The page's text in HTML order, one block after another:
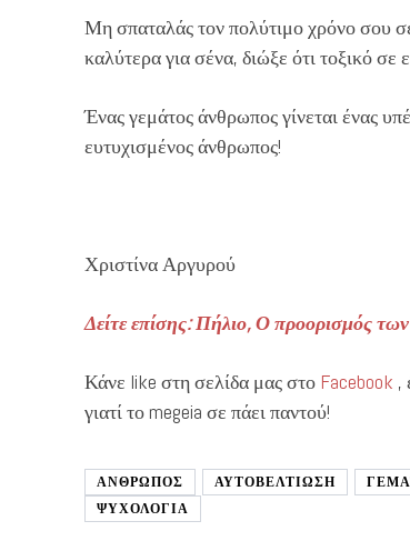
Μη σπαταλάς τον πολύτιμο χρόνο σου
καλύτερα για σένα, διώξε ότι τοξικό σε
Ένας γεμάτος άνθρωπος γίνεται ένας
ευτυχισμένος άνθρωπος!
Χριστίνα Αργυρού
Δείτε επίσης: Πήλιο, Ο προορισμός
Κάνε like στη σελίδα μας στο Facebook ,
γιατί το megeia σε πάει παντού!
ΑΝΘΡΩΠΟΣ ΑΥΤΟΒΕΛΤΊΩΣΗ
ΨΥΧΟΛΟΓΙΑ